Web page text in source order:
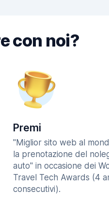
con noi?
Premi
"Miglior sito web al
la prenotazione del
auto" in occasione dei
Travel Tech Awards (4
consecutivi).